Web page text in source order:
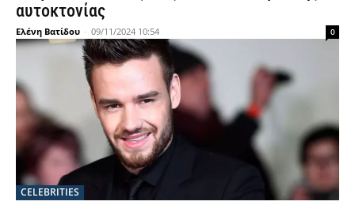
αυτοκτονίας
Ελένη Βατίδου - 09/11/2024 10:54 0
CELEBRITIES